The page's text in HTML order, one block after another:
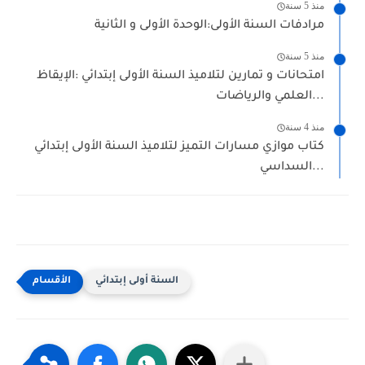
منذ 5 سنة
مرادفات السنة الأولى:الوحدة الأولى و الثانية
منذ 5 سنة
امتحانات و تمارين لتلاميذ السنة الأولى إبتدائي :الإيقاظ
العلمي والرياضات...
منذ 4 سنة
كتاب موازي مسارات التميز لتلاميذ السنة الأولى إبتدائي
السداسي...
السنة أولى إبتدائي